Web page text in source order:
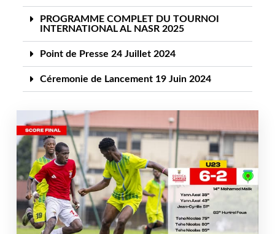
PROGRAMME COMPLET DU TOURNOI
INTERNATIONAL AL NASR 2025
Point de Presse 24 Juillet 2024
Céremonie de Lancement 19 Juin 2024